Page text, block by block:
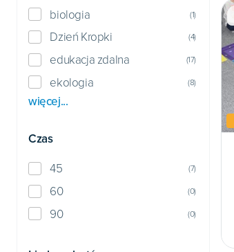
biologia (1)
Dzień Kropki (4)
edukacja zdalna (17)
ekologia (8)
więcej...
Czas
45 (7)
60 (0)
90 (0)